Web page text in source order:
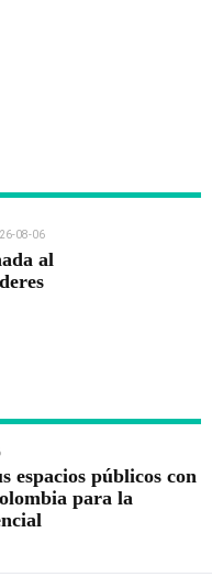
08-06
al
espacios públicos con
para la